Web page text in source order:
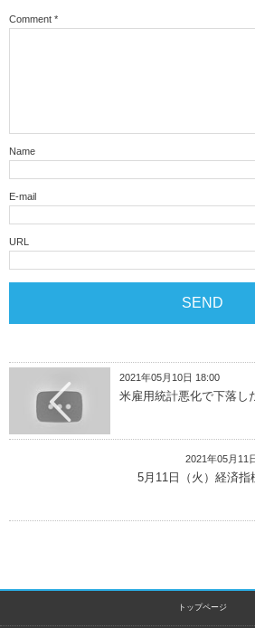
Comment *
Name
E-mail
URL
2021年05月10日 18:00
米雇用統計悪化で下落し
2021年05月11
5月11日（火）経済指
トップページ